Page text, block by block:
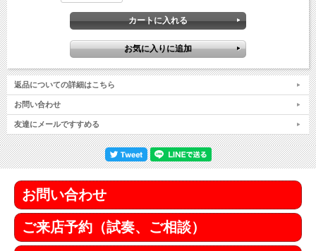
返品についての詳細はこちら
お問い合わせ
友達にメールですすめる
お問い合わせ
ご来店予約（試奏、ご相談）